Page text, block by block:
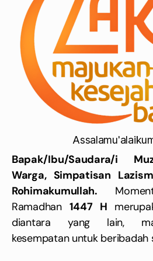
Bapak/Ibu/Saudara/i
Warga, Simpatisan
Rohimakumullah.
Ramadhan 1447 H
diantara yang lain,
kesempatan untuk beribadah